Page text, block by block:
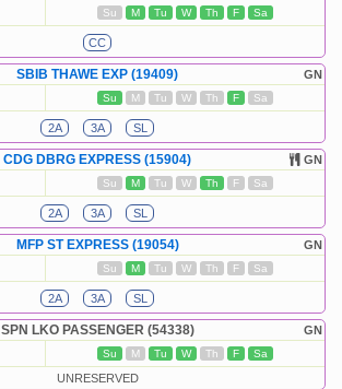
Su M Tu W Th F Sa
CC
GN
SBIB THAWE EXP (19409)
Su M Tu W Th F Sa
2A 3A SL
GN
CDG DBRG EXPRESS (15904)
Su M Tu W Th F Sa
2A 3A SL
GN
MFP ST EXPRESS (19054)
Su M Tu W Th F Sa
2A 3A SL
GN
SPN LKO PASSENGER (54338)
Su M Tu W Th F Sa
UNRESERVED